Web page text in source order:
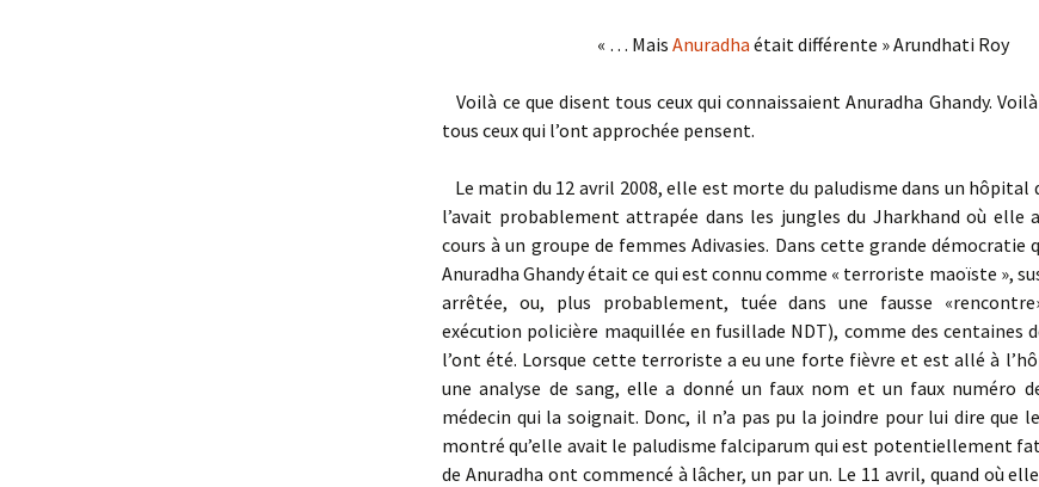
« … Mais Anuradha était différente » Arundhati Roy
Voilà ce que disent tous ceux qui connaissaient Anuradha Ghandy.
tous ceux qui l’ont approchée pensent.
Le matin du 12 avril 2008, elle est morte du paludisme dans un hôpital
l’avait probablement attrapée dans les jungles du Jharkhand où elle
cours à un groupe de femmes Adivasies. Dans cette grande démocratie
Anuradha Ghandy était ce qui est connu comme « terroriste maoïste »,
arrêtée, ou, plus probablement, tuée dans une fausse
exécution policière maquillée en fusillade NDT), comme des centaines
l’ont été. Lorsque cette terroriste a eu une forte fièvre et est allé à
une analyse de sang, elle a donné un faux nom et un faux numéro
médecin qui la soignait. Donc, il n’a pas pu la joindre pour lui dire que
montré qu’elle avait le paludisme falciparum qui est potentiellement
de Anuradha ont commencé à lâcher, un par un. Le 11 avril, quand où